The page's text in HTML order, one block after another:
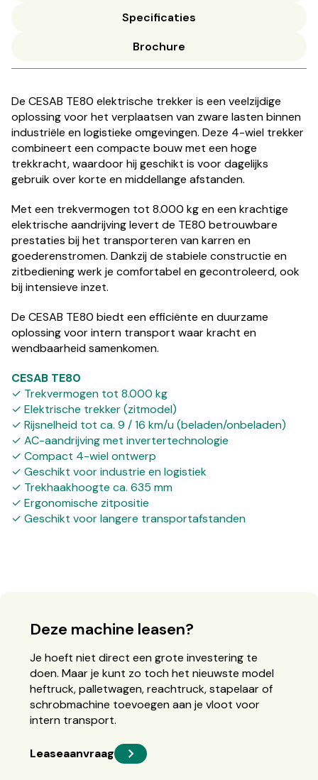
Specificaties
Brochure
De CESAB TE80 elektrische trekker is een veelzijdige
oplossing voor het verplaatsen van zware lasten binnen
industriële en logistieke omgevingen. Deze 4-wiel trekker
combineert een compacte bouw met een hoge
trekkracht, waardoor hij geschikt is voor dagelijks
gebruik over korte en middellange afstanden.
Met een trekvermogen tot 8.000 kg en een krachtige
elektrische aandrijving levert de TE80 betrouwbare
prestaties bij het transporteren van karren en
goederenstromen. Dankzij de stabiele constructie en
zitbediening werk je comfortabel en gecontroleerd, ook
bij intensieve inzet.
De CESAB TE80 biedt een efficiënte en duurzame
oplossing voor intern transport waar kracht en
wendbaarheid samenkomen.
CESAB TE80
✓ Trekvermogen tot 8.000 kg
✓ Elektrische trekker (zitmodel)
✓ Rijsnelheid tot ca. 9 / 16 km/u (beladen/onbeladen)
✓ AC-aandrijving met invertertechnologie
✓ Compact 4-wiel ontwerp
✓ Geschikt voor industrie en logistiek
✓ Trekhaakhoogte ca. 635 mm
✓ Ergonomische zitpositie
✓ Geschikt voor langere transportafstanden
Deze machine leasen?
Je hoeft niet direct een grote investering te
doen. Maar je kunt zo toch het nieuwste model
heftruck, palletwagen, reachtruck, stapelaar of
schrobmachine toevoegen aan je vloot voor
intern transport.
Leaseaanvraag